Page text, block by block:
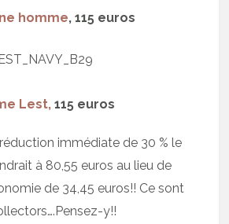
homme, 115 euros
Lest, 115 euros
réduction immédiate de 30 % le
à 80,55 euros au lieu de
de 34,45 euros!! Ce sont
y!!